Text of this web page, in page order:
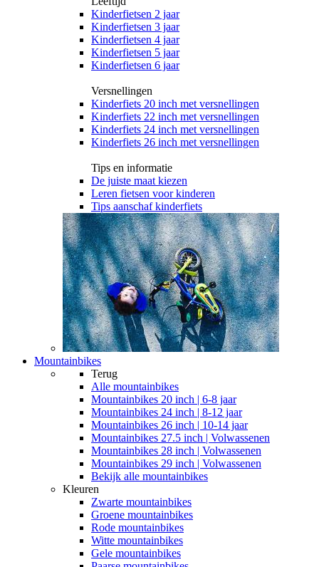
Kinderfietsen 2 jaar
Kinderfietsen 3 jaar
Kinderfietsen 4 jaar
Kinderfietsen 5 jaar
Kinderfietsen 6 jaar
Versnellingen
Kinderfiets 20 inch met versnellingen
Kinderfiets 22 inch met versnellingen
Kinderfiets 24 inch met versnellingen
Kinderfiets 26 inch met versnellingen
Tips en informatie
De juiste maat kiezen
Leren fietsen voor kinderen
Tips aanschaf kinderfiets
Mountainbikes
Terug
Alle mountainbikes
Mountainbikes 20 inch | 6-8 jaar
Mountainbikes 24 inch | 8-12 jaar
Mountainbikes 26 inch | 10-14 jaar
Mountainbikes 27.5 inch | Volwassenen
Mountainbikes 28 inch | Volwassenen
Mountainbikes 29 inch | Volwassenen
Bekijk alle mountainbikes
Kleuren
Zwarte mountainbikes
Groene mountainbikes
Rode mountainbikes
Witte mountainbikes
Gele mountainbikes